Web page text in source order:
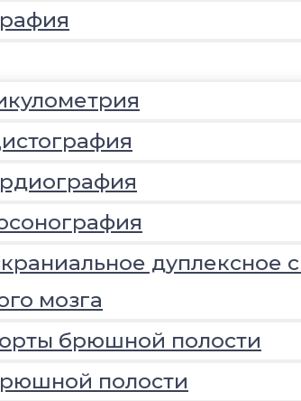
дуплексное
мозга
брюшной полости
полости